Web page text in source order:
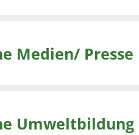
Medien/ Presse
Umweltbildung